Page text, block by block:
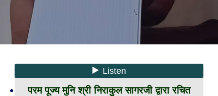
परम पूज्य मुनि श्री निराकुल सागरजी द्वारा रचित